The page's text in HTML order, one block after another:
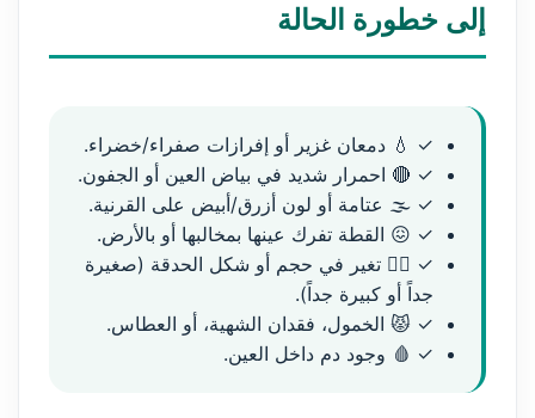
إلى خطورة الحالة
✓ 💧 دمعان غزير أو إفرازات صفراء/خضراء.
✓ 🔴 احمرار شديد في بياض العين أو الجفون.
✓ 🌫️ عتامة أو لون أزرق/أبيض على القرنية.
✓ 😖 القطة تفرك عينها بمخالبها أو بالأرض.
✓ 🧑‍⚕️ تغير في حجم أو شكل الحدقة (صغيرة
جداً أو كبيرة جداً).
✓ 😾 الخمول، فقدان الشهية، أو العطاس.
✓ 🩸 وجود دم داخل العين.